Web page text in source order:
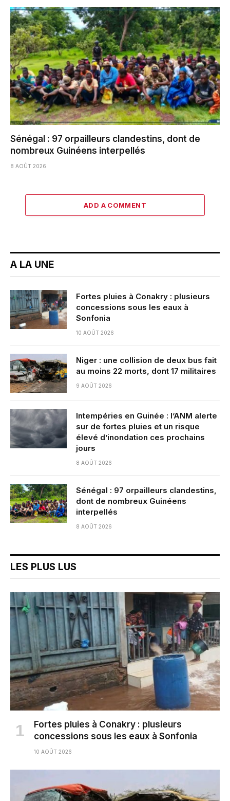
Sénégal : 97 orpailleurs clandestins, dont de
nombreux Guinéens interpellés
8 AOÛT 2026
ADD A COMMENT
A LA UNE
Fortes pluies à Conakry : plusieurs
concessions sous les eaux à
Sonfonia
10 AOÛT 2026
Niger : une collision de deux bus fait
au moins 22 morts, dont 17 militaires
9 AOÛT 2026
Intempéries en Guinée : l’ANM alerte
sur de fortes pluies et un risque
élevé d’inondation ces prochains
jours
8 AOÛT 2026
Sénégal : 97 orpailleurs clandestins,
dont de nombreux Guinéens
interpellés
8 AOÛT 2026
LES PLUS LUS
Fortes pluies à Conakry : plusieurs
concessions sous les eaux à Sonfonia
10 AOÛT 2026